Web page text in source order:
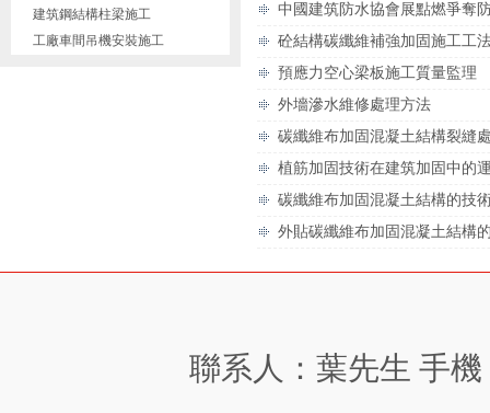
建筑鋼結構柱梁施工
工廠車間吊機安裝施工
中國建筑防水協會展點燃爭奪
砼結構碳纖維補強加固施工工
預應力空心梁板施工質量監理
外墻滲水維修處理方法
碳纖維布加固混凝土結構裂縫
植筋加固技術在建筑加固中的
碳纖維布加固混凝土結構的技
外貼碳纖維布加固混凝土結構
聯系人：葉先生 手機